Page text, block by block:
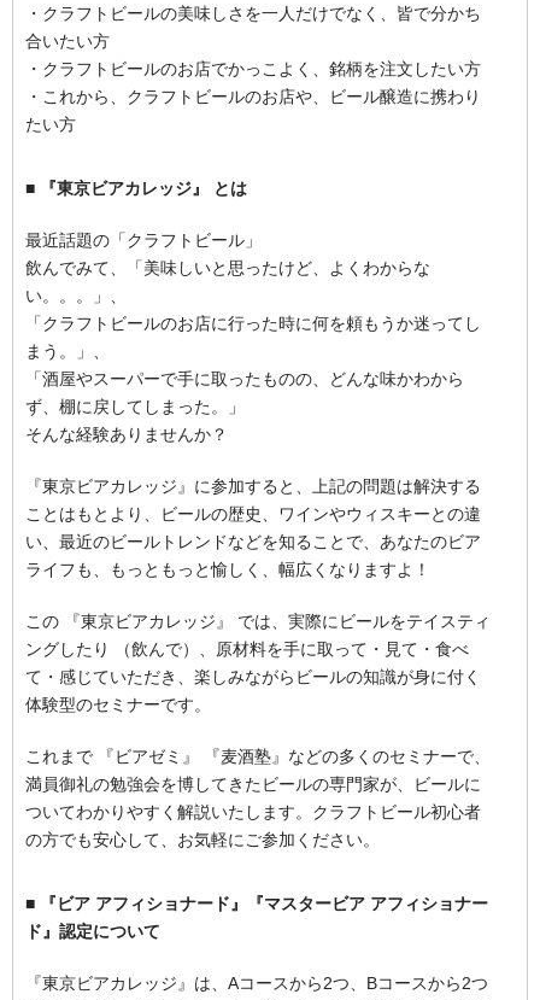
・クラフトビールの美味しさを一人だけでなく、皆で分かち
合いたい方
・クラフトビールのお店でかっこよく、銘柄を注文したい方
・これから、クラフトビールのお店や、ビール醸造に携わり
たい方
■ 『東京ビアカレッジ』 とは
最近話題の「クラフトビール」
飲んでみて、「美味しいと思ったけど、よくわからな
い。。。」、
「クラフトビールのお店に行った時に何を頼もうか迷ってし
まう。」、
「酒屋やスーパーで手に取ったものの、どんな味かわから
ず、棚に戻してしまった。」
そんな経験ありませんか？
『東京ビアカレッジ』に参加すると、上記の問題は解決する
ことはもとより、ビールの歴史、ワインやウィスキーとの違
い、最近のビールトレンドなどを知ることで、あなたのビア
ライフも、もっともっと愉しく、幅広くなりますよ！
この 『東京ビアカレッジ』 では、実際にビールをテイスティ
ングしたり （飲んで）、原材料を手に取って・見て・食べ
て・感じていただき、楽しみながらビールの知識が身に付く
体験型のセミナーです。
これまで 『ビアゼミ』 『麦酒塾』などの多くのセミナーで、
満員御礼の勉強会を博してきたビールの専門家が、ビールに
ついてわかりやすく解説いたします。クラフトビール初心者
の方でも安心して、お気軽にご参加ください。
■ 『ビア アフィショナード』『マスタービア アフィショナー
ド』認定について
『東京ビアカレッジ』は、Aコースから2つ、Bコースから2つ